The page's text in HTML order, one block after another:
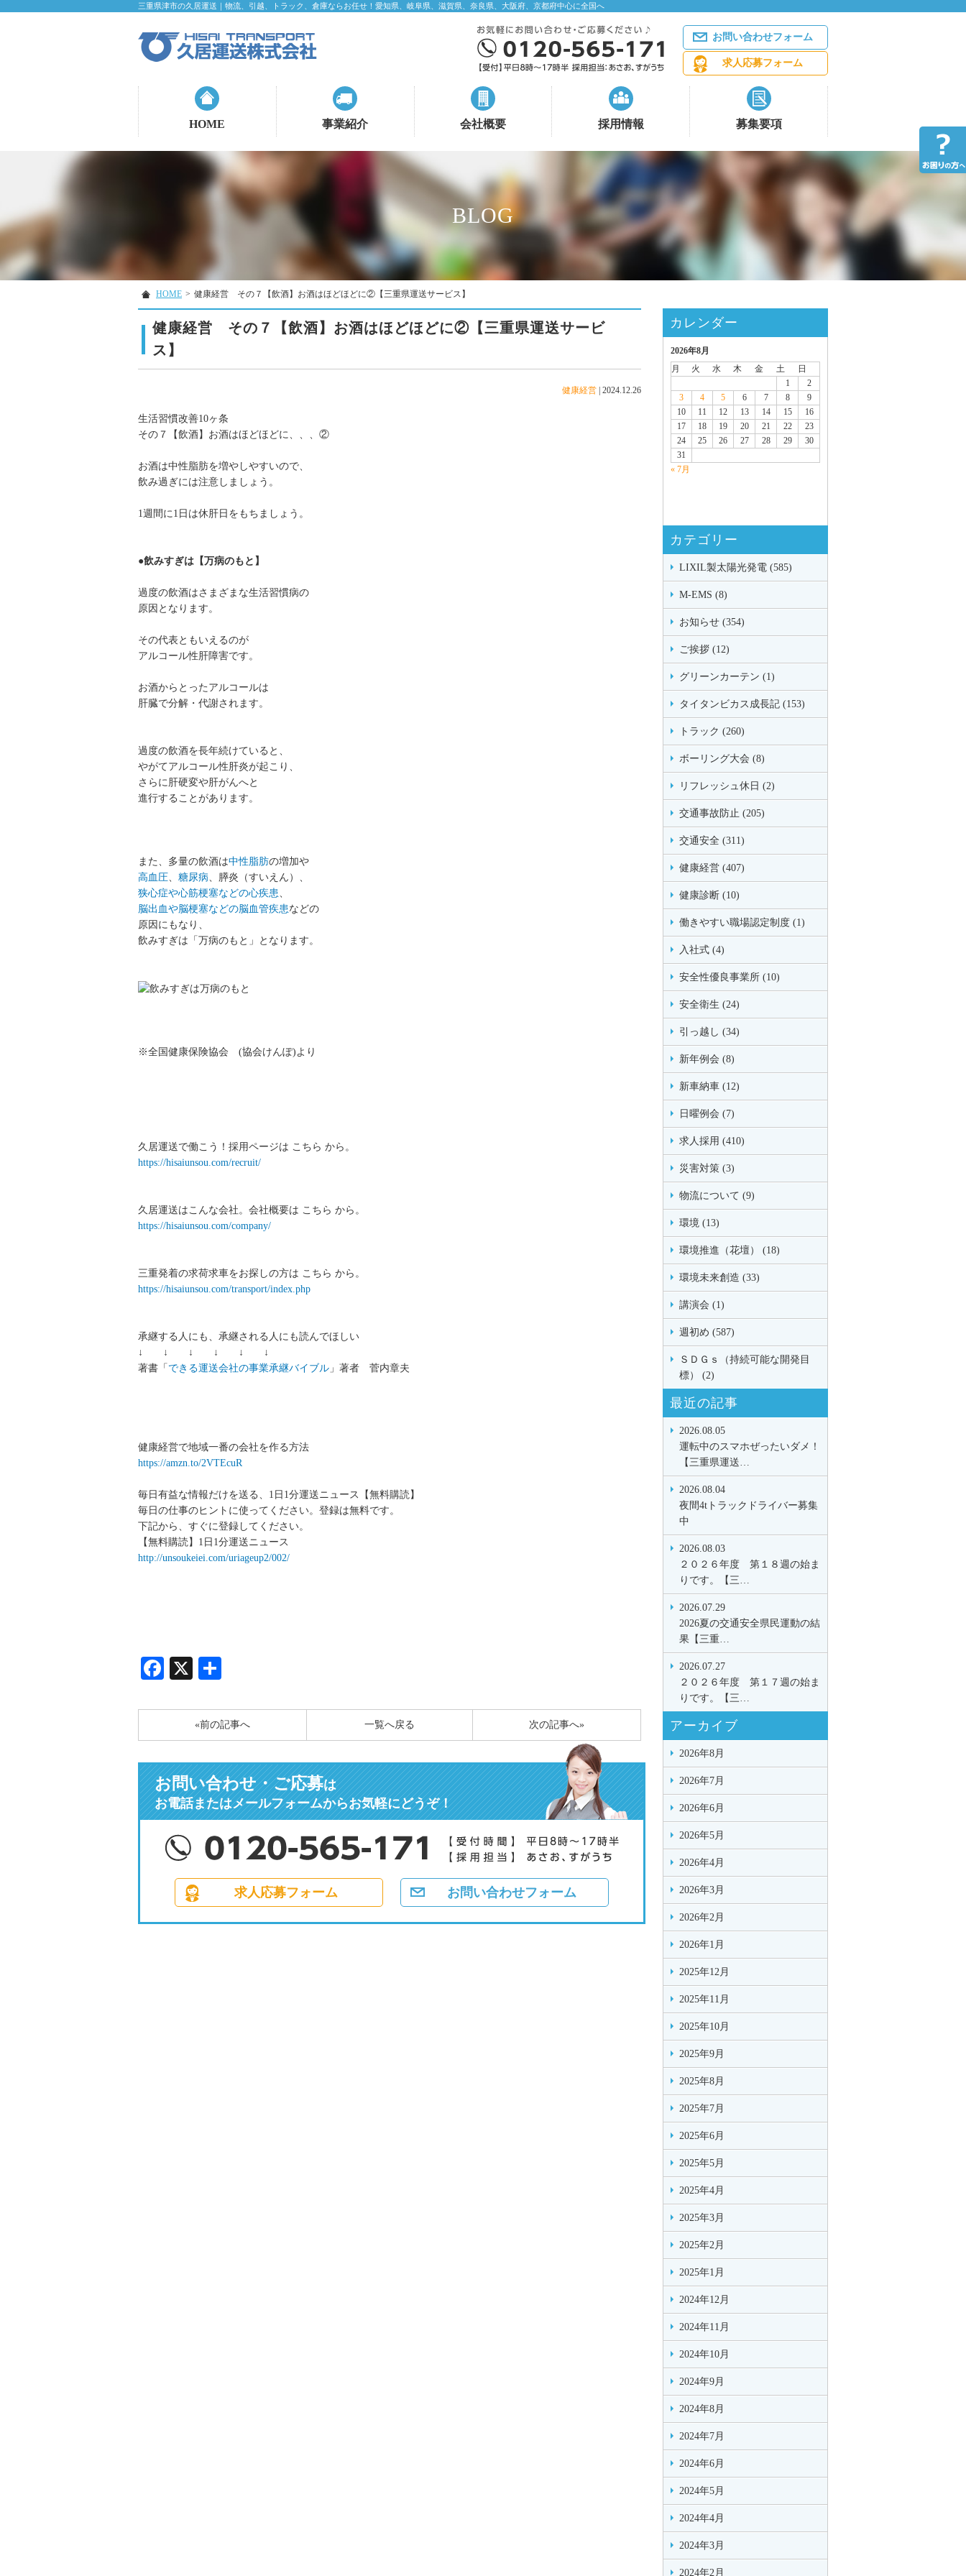
三重県津市の久居運送｜物流、引越、トラック、倉庫ならお任せ！愛知県、岐阜県、滋賀県、奈良県、大阪府、京都府中心に全国へ
お問い合わせフォーム
求人応募フォーム
HOME 事業紹介 会社概要 採用情報 募集要項
BLOG
HOME > 健康経営 その７【飲酒】お酒はほどほどに②【三重県運送サービス】
健康経営 その７【飲酒】お酒はほどほどに②【三重県運送サービ
ス】
健康経営 2024.12.26
生活習慣改善10ヶ条
その７【飲酒】お酒はほどほどに、、、②
お酒は中性脂肪を増やしやすいので、
飲み過ぎには注意しましょう。
1週間に1日は休肝日をもちましょう。
●飲みすぎは【万病のもと】
過度の飲酒はさまざまな生活習慣病の
原因となります。
その代表ともいえるのが
アルコール性肝障害です。
お酒からとったアルコールは
肝臓で分解・代謝されます。
過度の飲酒を長年続けていると、
やがてアルコール性肝炎が起こり、
さらに肝硬変や肝がんへと
進行することがあります。
また、多量の飲酒は中性脂肪の増加や
高血圧、 糖尿病、膵炎（すいえん）、
狭心症や心筋梗塞などの心疾患、
脳出血や脳梗塞などの脳血管疾患などの
原因にもなり、
飲みすぎは「万病のもと」となります。
※全国健康保険協会 (協会けんぽ)より
久居運送で働こう！採用ページは こちら から。
https://hisaiunsou.com/recruit/
久居運送はこんな会社。会社概要は こちら から。
https://hisaiunsou.com/company/
三重発着の求荷求車をお探しの方は こちら から。
https://hisaiunsou.com/transport/index.php
承継する人にも、承継される人にも読んでほしい
↓ ↓ ↓ ↓ ↓ ↓
著書「 できる運送会社の事業承継バイブル 」著者 菅内章夫
健康経営で地域一番の会社を作る方法
https://amzn.to/2VTEcuR
毎日有益な情報だけを送る、1日1分運送ニュース【無料購読】
毎日の仕事のヒントに使ってください。登録は無料です。
下記から、すぐに登録してください。
【無料購読】1日1分運送ニュース
http://unsoukeiei.com/uriageup2/002/
Facebook
X
«前の記事へ 次の記事へ»
一覧へ戻る
お問い合わせ・ご応募は
お電話またはメールフォームからお気軽にどうぞ！
求人応募フォーム お問い合わせフォーム
カレンダー
2026年8月
月
火 水 木 金 土
日
1
2
3
4 5 6 7 8
9
10
11 12 13 14 15
16
17
18 19 20 21 22
23
24
25 26 27 28 29
30
31
« 7月
カテゴリー
LIXIL製太陽光発電 (585)
M-EMS (8)
お知らせ (354)
ご挨拶 (12)
グリーンカーテン (1)
タイタンビカス成長記 (153)
トラック (260)
ボーリング大会 (8)
リフレッシュ休日 (2)
交通事故防止 (205)
交通安全 (311)
健康経営 (407)
健康診断 (10)
働きやすい職場認定制度 (1)
入社式 (4)
安全性優良事業所 (10)
安全衛生 (24)
引っ越し (34)
新年例会 (8)
新車納車 (12)
日曜例会 (7)
求人採用 (410)
災害対策 (3)
物流について (9)
環境 (13)
環境推進（花壇） (18)
環境未来創造 (33)
講演会 (1)
週初め (587)
ＳＤＧｓ（持続可能な開発目
標） (2)
最近の記事
2026.08.05
運転中のスマホぜったいダメ！
【三重県運送…
2026.08.04
夜間4tトラックドライバー募集
中
2026.08.03
２０２６年度 第１８週の始ま
りです。【三…
2026.07.29
2026夏の交通安全県民運動の結
果【三重…
2026.07.27
２０２６年度 第１７週の始ま
りです。【三…
アーカイブ
2026年8月
2026年7月
2026年6月
2026年5月
2026年4月
2026年3月
2026年2月
2026年1月
2025年12月
2025年11月
2025年10月
2025年9月
2025年8月
2025年7月
2025年6月
2025年5月
2025年4月
2025年3月
2025年2月
2025年1月
2024年12月
2024年11月
2024年10月
2024年9月
2024年8月
2024年7月
2024年6月
2024年5月
2024年4月
2024年3月
2024年2月